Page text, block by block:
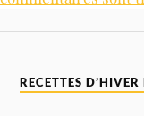
RECETTES D’HIVER